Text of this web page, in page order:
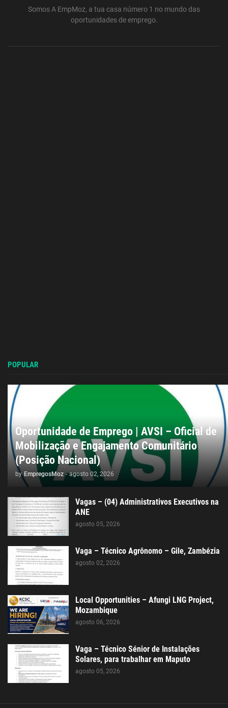
Somos A EmpMoz, a tua casa número 1 no mundo das
oportunidades de emprego.
POPULAR
Oportunidade de Emprego | AVSI – Oficial de
Mobilização e Engajamento Comunitário
(Posição Nacional)
by EmpregosMoz - agosto 02, 2026
Vagas – (04) Administrativos Executivos na
ANE
agosto 05, 2026
Vaga – Técnico Agrônomo – Gile, Zambézia
agosto 02, 2026
Local Opportunities – Afungi LNG Project,
Mozambique
agosto 06, 2026
Vaga – Técnico Sénior de Instalações
Solares, para trabalhar em Maputo
agosto 05, 2026